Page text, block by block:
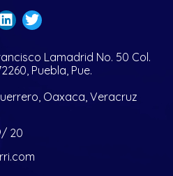
Lamadrid No. 50 Col.
Puebla, Pue.
Oaxaca, Veracruz
20